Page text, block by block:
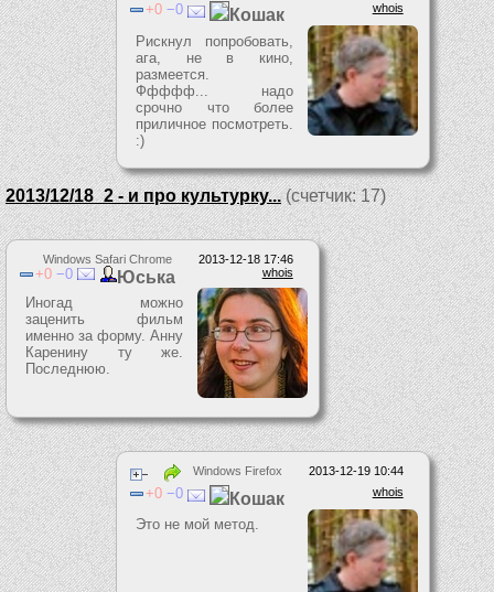
whois
0 0 Кошак
Рискнул попробовать,
ага, не в кино,
размеется.
Ффффф... надо
срочно что более
приличное посмотреть.
:)
2013/12/18_2 - и про культурку...(счетчик: 17)
2013-12-18 17:46
Windows Safari Chrome
whois
0 0 Юська
Иногад можно
заценить фильм
именно за форму. Анну
Каренину ту же.
Последнюю.
2013-12-19 10:44
Windows Firefox
whois
0 0 Кошак
Это не мой метод.